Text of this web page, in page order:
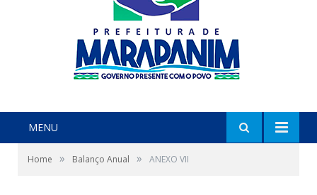
MENU
Home » Balanço Anual » ANEXO VII